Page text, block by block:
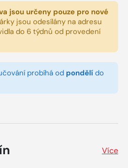
jsou určeny pouze pro nové
jsou odesílány na adresu
do 6 týdnů od provedení
probíhá od pondělí do
Více